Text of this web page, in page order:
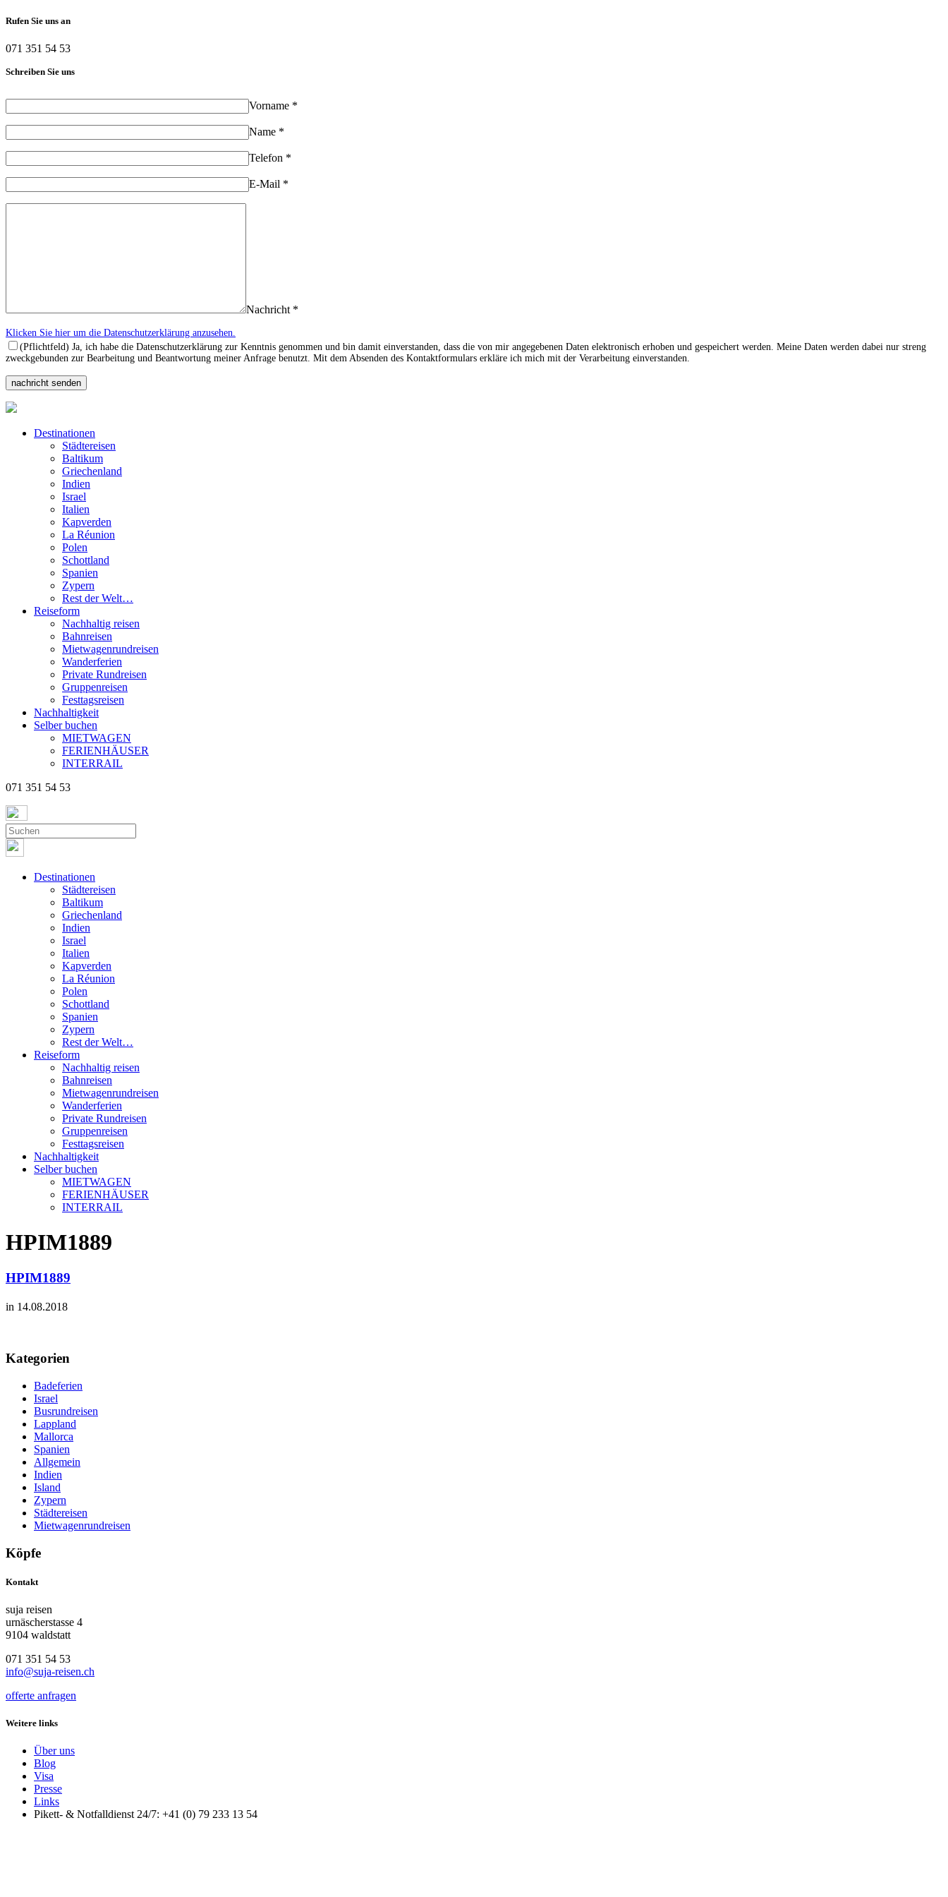
Rufen Sie uns an
071 351 54 53
Schreiben Sie uns
Vorname *
Name *
Telefon *
E-Mail *
Nachricht *
Klicken Sie hier um die Datenschutzerklärung anzusehen.
(Pflichtfeld) Ja, ich habe die Datenschutzerklärung zur Kenntnis genommen und bin damit einverstanden, dass die von mir angegebenen Daten elektronisch erhoben und gespeichert werden. Meine Daten werden dabei nur streng
zweckgebunden zur Bearbeitung und Beantwortung meiner Anfrage benutzt. Mit dem Absenden des Kontaktformulars erkläre ich mich mit der Verarbeitung einverstanden.
Destinationen
Städtereisen
Baltikum
Griechenland
Indien
Israel
Italien
Kapverden
La Réunion
Polen
Schottland
Spanien
Zypern
Rest der Welt…
Reiseform
Nachhaltig reisen
Bahnreisen
Mietwagenrundreisen
Wanderferien
Private Rundreisen
Gruppenreisen
Festtagsreisen
Nachhaltigkeit
Selber buchen
MIETWAGEN
FERIENHÄUSER
INTERRAIL
071 351 54 53
Destinationen
Städtereisen
Baltikum
Griechenland
Indien
Israel
Italien
Kapverden
La Réunion
Polen
Schottland
Spanien
Zypern
Rest der Welt…
Reiseform
Nachhaltig reisen
Bahnreisen
Mietwagenrundreisen
Wanderferien
Private Rundreisen
Gruppenreisen
Festtagsreisen
Nachhaltigkeit
Selber buchen
MIETWAGEN
FERIENHÄUSER
INTERRAIL
HPIM1889
HPIM1889
in 14.08.2018
Kategorien
Badeferien
Israel
Busrundreisen
Lappland
Mallorca
Spanien
Allgemein
Indien
Island
Zypern
Städtereisen
Mietwagenrundreisen
Köpfe
Kontakt
suja reisen
urnäscherstasse 4
9104 waldstatt
071 351 54 53
info@suja-reisen.ch
offerte anfragen
Weitere links
Über uns
Blog
Visa
Presse
Links
Pikett- & Notfalldienst 24/7: +41 (0) 79 233 13 54